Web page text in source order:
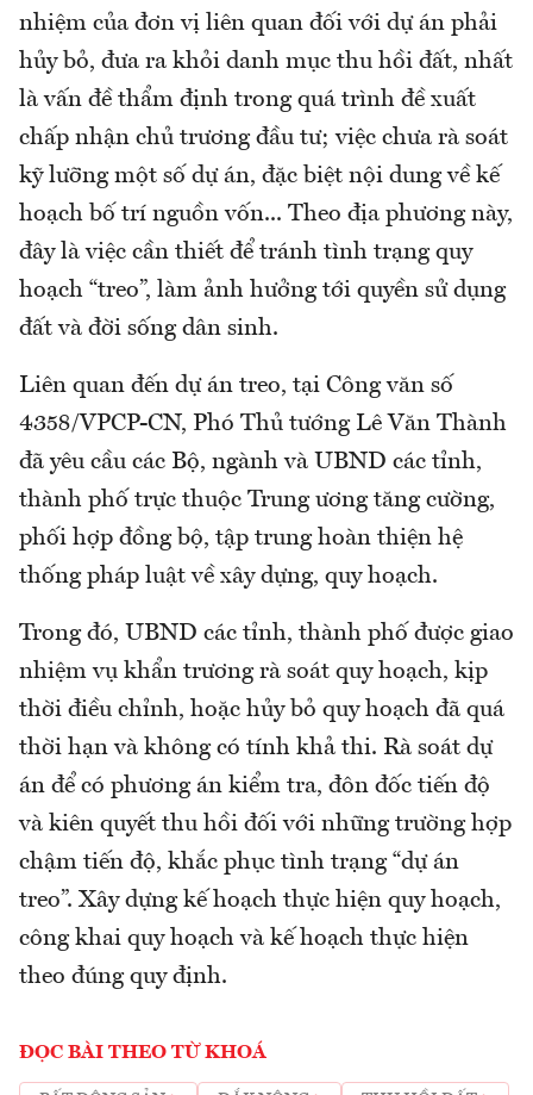
nhiệm của đơn vị liên quan đối với dự án phải
hủy bỏ, đưa ra khỏi danh mục thu hồi đất, nhất
là vấn đề thẩm định trong quá trình đề xuất
chấp nhận chủ trương đầu tư; việc chưa rà soát
kỹ lưỡng một số dự án, đặc biệt nội dung về kế
hoạch bố trí nguồn vốn... Theo địa phương này,
đây là việc cần thiết để tránh tình trạng quy
hoạch “treo”, làm ảnh hưởng tới quyền sử dụng
đất và đời sống dân sinh.
Liên quan đến dự án treo, tại Công văn số
4358/VPCP-CN, Phó Thủ tướng Lê Văn Thành
đã yêu cầu các Bộ, ngành và UBND các tỉnh,
thành phố trực thuộc Trung ương tăng cường,
phối hợp đồng bộ, tập trung hoàn thiện hệ
thống pháp luật về xây dựng, quy hoạch.
Trong đó, UBND các tỉnh, thành phố được giao
nhiệm vụ khẩn trương rà soát quy hoạch, kịp
thời điều chỉnh, hoặc hủy bỏ quy hoạch đã quá
thời hạn và không có tính khả thi. Rà soát dự
án để có phương án kiểm tra, đôn đốc tiến độ
và kiên quyết thu hồi đối với những trường hợp
chậm tiến độ, khắc phục tình trạng “dự án
treo”. Xây dựng kế hoạch thực hiện quy hoạch,
công khai quy hoạch và kế hoạch thực hiện
theo đúng quy định.
ĐỌC BÀI THEO TỪ KHOÁ